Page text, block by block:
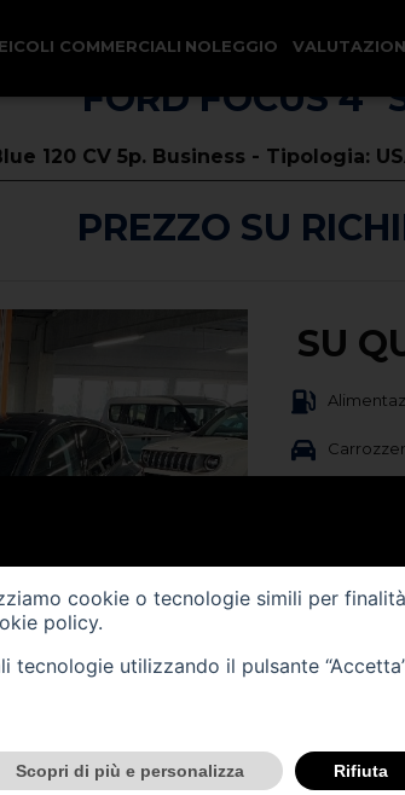
COMMERCIALI NOLEGGIO
FORD FOCUS 4ª
120 CV 5p. Business - Tipologia:
PREZZO SU
SU
Cambio -
cookie o tecnologie simili per
policy.
tecnologie utilizzando il pulsante
Scopri di più e personalizza Rifiuta